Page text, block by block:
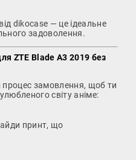
від dikocase — це ідеальне
задоволення.
ZTE Blade A3 2019 без
замовлення, щоб ти
світу аніме:
принт, що